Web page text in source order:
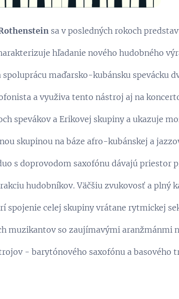
sa v posledných rokoch
hľadanie nového hudobného
maďarsko-kubánsku spevácku
a využiva tento nástroj aj na
spevákov a Erikovej skupiny a ukazuje
skupinou na báze afro-kubánskej a
s doprovodom saxofónu dávajú priestor
hudobníkov. Väčšiu zvukovosť a plný
spojenie celej skupiny vrátane rytmickej
muzikantov so zaujímavými aranžmánmi
- barytónového saxofónu a basového